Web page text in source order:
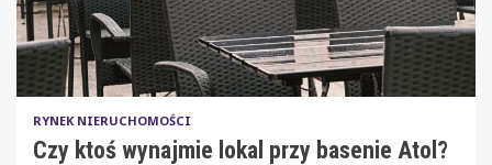
RYNEK NIERUCHOMOŚCI
Czy ktoś wynajmie lokal przy basenie Atol?